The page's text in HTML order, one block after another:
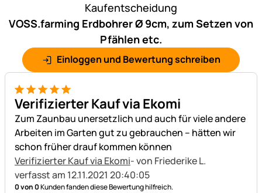
Kaufentscheidung
VOSS.farming Erdbohrer Ø 9cm, zum Setzen von
Pfählen etc.
Einloggen und Bewertung schreiben
5 von 5
Verifizierter Kauf via Ekomi
Zum Zaunbau unersetzlich und auch für viele andere
Arbeiten im Garten gut zu gebrauchen – hätten wir
schon früher drauf kommen können
Verifizierter Kauf via Ekomi- von Friederike L.
verfasst am 12.11.2021 20:40:05
0 von 0Kunden fanden diese Bewertung hilfreich.